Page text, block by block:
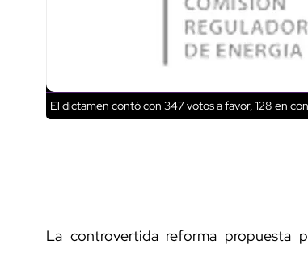
El dictamen contó con 347 votos a favor, 128 en
La controvertida reforma propuesta